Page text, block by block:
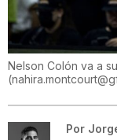
Nelson Colón va a
(
Por